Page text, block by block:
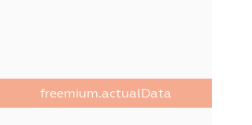
freemium.actualData